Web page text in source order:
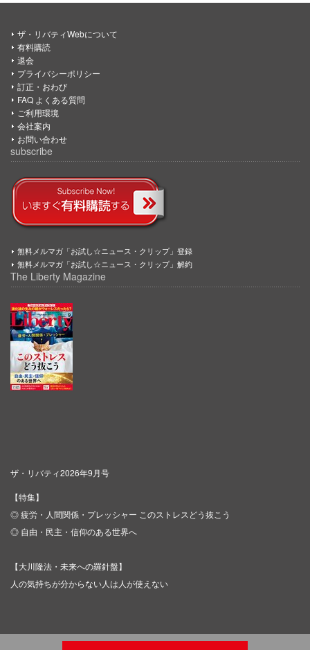
ザ・リバティWebについて
有料購読
退会
プライバシーポリシー
訂正・おわび
FAQ よくある質問
ご利用環境
会社案内
お問い合わせ
subscribe
無料メルマガ「お試し☆ニュース・クリップ」登録
無料メルマガ「お試し☆ニュース・クリップ」解約
The Liberty Magazine
ザ・リバティ2026年9月号
【特集】
◎ 疲労・人間関係・プレッシャー このストレスどう抜こう
◎ 自由・民主・信仰のある世界へ
【大川隆法・未来への羅針盤】
人の気持ちが分からない人は人が使えない